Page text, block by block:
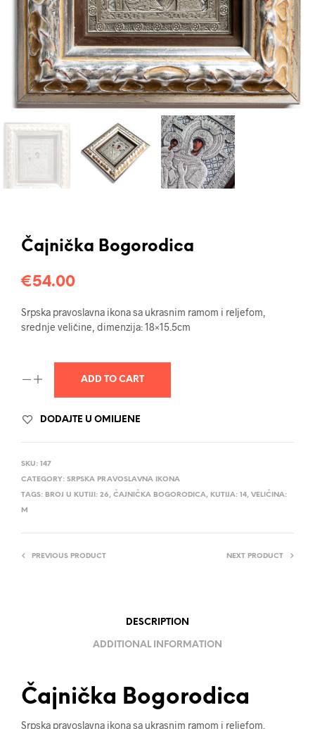
Čajnička Bogorodica
€54.00
Srpska pravoslavna ikona sa ukrasnim ramom i reljefom,
srednje veličine, dimenzija: 18×15.5cm
ADD TO CART
DODAJTE U OMILJENE
SKU: 147
CATEGORY: SRPSKA PRAVOSLAVNA IKONA
TAGS: BROJ U KUTIJI: 26, ČAJNIČKA BOGORODICA, KUTIJA: 14, VELIČINA:
M
PREVIOUS PRODUCT NEXT PRODUCT
DESCRIPTION
ADDITIONAL INFORMATION
Čajnička Bogorodica
Srpska pravoslavna ikona sa ukrasnim ramom i reljefom.